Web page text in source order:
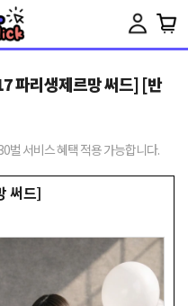
리생제르망 써드] [반
벌 서비스 혜택 적용 가능합니다.
써드]